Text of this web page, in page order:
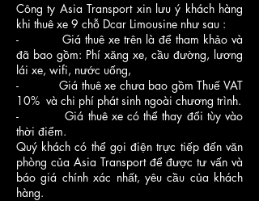
Công ty Asia Transport xin lưu ý khách hàng
khi thuê xe 9 chỗ Dcar Limousine như sau :
- Giá thuê xe trên là để tham khảo và
đã bao gồm: Phí xăng xe, cầu đường, lương
lái xe, wifi, nước uống,
- Giá thuê xe chưa bao gồm Thuế VAT
10% và chi phí phát sinh ngoài chương trình.
- Giá thuê xe có thể thay đổi tùy vào
thời điểm.
Quý khách có thể gọi điện trực tiếp đến văn
phòng của Asia Transport để được tư vấn và
báo giá chính xác nhất, yêu cầu của khách
hàng.